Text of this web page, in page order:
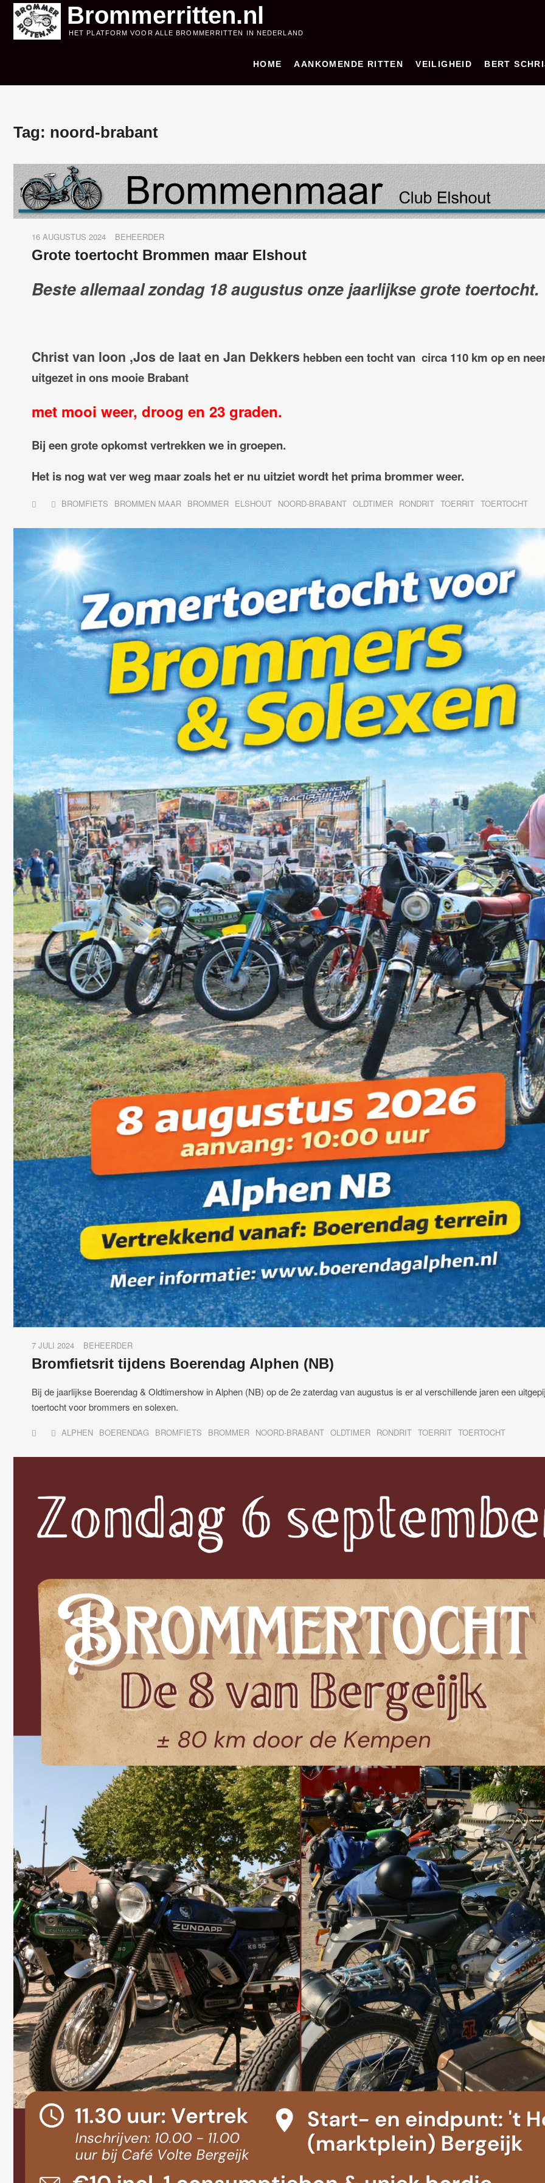
Skip
content
Brommerritten.nl
HET PLATFORM VOOR ALLE BROMMERRITTEN IN NEDERLAND
HOME AANKOMENDE RITTEN VEILIGHEID BERT
Tag: noord-brabant
16 AUGUSTUS 2024 BEHEERDER
Grote toertocht Brommen maar Elshout
Beste allemaal zondag 18 augustus onze jaarlijkse grote toertocht.
Christ van loon ,Jos de laat en Jan Dekkers hebben een tocht van circa 110 km op en
uitgezet in ons mooie Brabant
met mooi weer, droog en 23 graden.
Bij een grote opkomst vertrekken we in groepen.
Het is nog wat ver weg maar zoals het er nu uitziet wordt het prima brommer weer.
BROMFIETS BROMMEN MAAR BROMMER ELSHOUT NOORD-BRABANT OLDTIMER RONDRIT TOERRIT TOERTOCHT
7 JULI 2024 BEHEERDER
Bromfietsrit tijdens Boerendag Alphen (NB)
Bij de jaarlijkse Boerendag & Oldtimershow in Alphen (NB) op de 2e zaterdag van augustus is er al verschillende jaren een
toertocht voor brommers en solexen.
ALPHEN BOERENDAG BROMFIETS BROMMER NOORD-BRABANT OLDTIMER RONDRIT TOERRIT TOERTOCHT